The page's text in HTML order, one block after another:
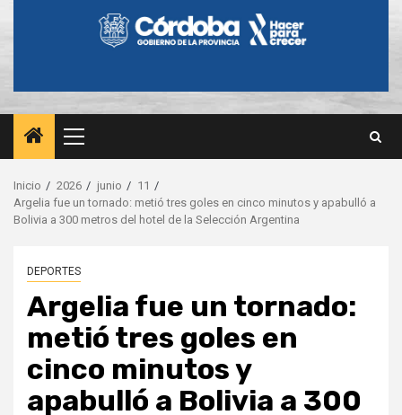
Menú
principal
Inicio 2026 junio
11
Argelia fue un tornado: metió tres goles en cinco minutos y apabulló a
Bolivia a 300 metros del hotel de la Selección Argentina
DEPORTES
Argelia fue un tornado:
metió tres goles en
cinco minutos y
apabulló a Bolivia a 300